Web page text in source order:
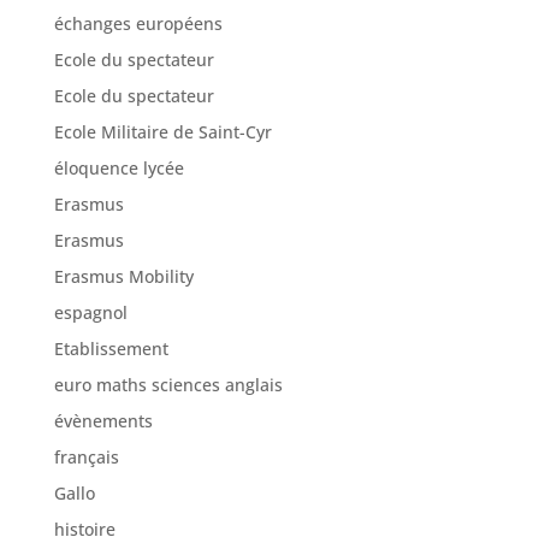
échanges européens
Ecole du spectateur
Ecole du spectateur
Ecole Militaire de Saint-Cyr
éloquence lycée
Erasmus
Erasmus
Erasmus Mobility
espagnol
Etablissement
euro maths sciences anglais
évènements
français
Gallo
histoire